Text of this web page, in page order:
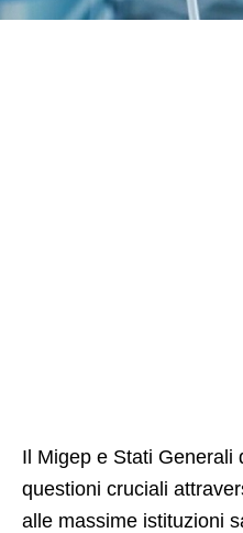
Il Migep e Stati Generali
questioni cruciali
alle massime istituzioni